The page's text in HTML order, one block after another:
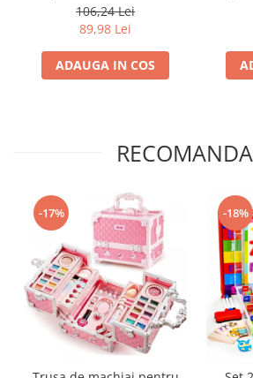
fire de crosetat, crosete,
instrumente de crosetat,
Crosetat si bricolaj pentru
incepatori si avansati,
Geanta depozitare
106,24 Lei
89,98 Lei
ADAUGA IN COS
fire
-17% -18%